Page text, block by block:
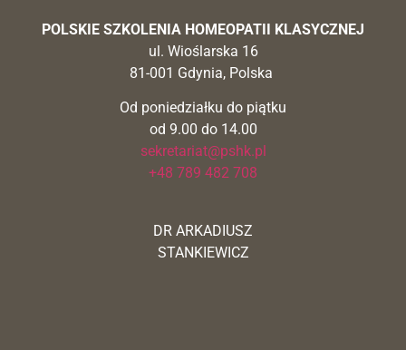
POLSKIE SZKOLENIA HOMEOPATII KLASYCZNEJ
ul. Wioślarska 16
81-001 Gdynia, Polska
Od poniedziałku do piątku
od 9.00 do 14.00
sekretariat@pshk.pl
+48 789 482 708
DR ARKADIUSZ
STANKIEWICZ